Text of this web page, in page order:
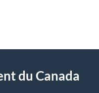
du Canada